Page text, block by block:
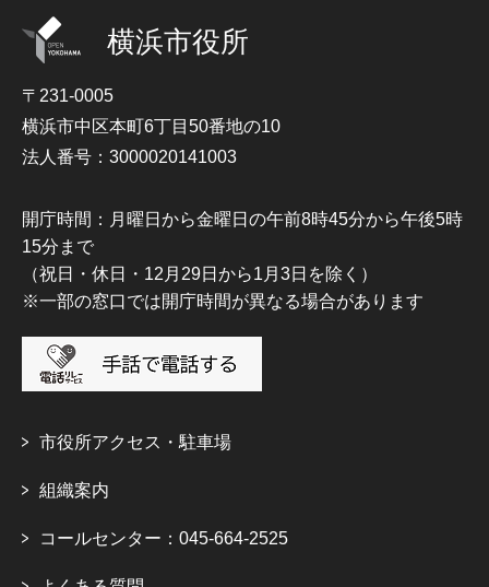
横浜市役所
〒231-0005
横浜市中区本町6丁目50番地の10
法人番号：3000020141003
開庁時間：月曜日から金曜日の午前8時45分から午後5時
15分まで
（祝日・休日・12月29日から1月3日を除く）
※一部の窓口では開庁時間が異なる場合があります
市役所アクセス・駐車場
組織案内
コールセンター：045-664-2525